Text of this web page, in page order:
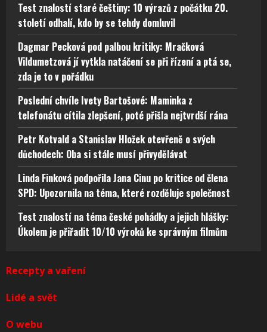
Test znalostí staré češtiny: 10 výrazů z počátku 20.
století odhalí, kdo by se tehdy domluvil
Dagmar Pecková pod palbou kritiky: Mračková
Vildumetzová jí vytkla natáčení se při řízení a ptá se,
zda je to v pořádku
Poslední chvíle Ivety Bartošové: Maminka z
telefonátu cítila zlepšení, poté přišla nejtvrdší rána
Petr Kotvald a Stanislav Hložek otevřeně o svých
důchodech: Oba si stále musí přivydělávat
Linda Finková podpořila Jana Cinu po kritice od člena
SPD: Upozornila na téma, které rozděluje společnost
Test znalostí na téma české pohádky a jejich hlášky:
Úkolem je přiřadit 10/10 výroků ke správným filmům
Recepty a vaření
Lidé a svět
O webu